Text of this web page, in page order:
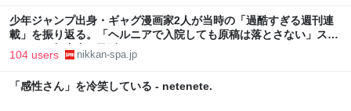
少年ジャンプ出身・ギャグ漫画家2人が当時の「過酷すぎる週刊連
載」を振り返る。「ヘルニアで入院しても原稿は落とさない」スト
イックな舞台裏 | 日刊SPA!
104 users nikkan-spa.jp
「感性さん」を冷笑している - netenete.